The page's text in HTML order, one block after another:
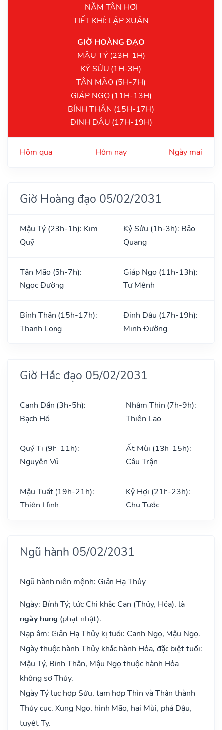
NĂM TÂN HỢI
TIẾT KHÍ: LẬP XUÂN
GIỜ HOÀNG ĐẠO
MẬU TÝ (23H-1H)
KỶ SỬU (1H-3H)
TÂN MÃO (5H-7H)
GIÁP NGỌ (11H-13H)
BÍNH THÂN (15H-17H)
ĐINH DẬU (17H-19H)
Hôm qua Hôm nay Ngày mai
Giờ Hoàng đạo 05/02/2031
Mậu Tý (23h-1h): Kim
Quỹ
Kỷ Sửu (1h-3h): Bảo
Quang
Tân Mão (5h-7h):
Ngọc Đường
Giáp Ngọ (11h-13h):
Tư Mệnh
Bính Thân (15h-17h):
Thanh Long
Đinh Dậu (17h-19h):
Minh Đường
Giờ Hắc đạo 05/02/2031
Canh Dần (3h-5h):
Bạch Hổ
Nhâm Thìn (7h-9h):
Thiên Lao
Quý Tị (9h-11h):
Nguyên Vũ
Ất Mùi (13h-15h):
Câu Trận
Mậu Tuất (19h-21h):
Thiên Hình
Kỷ Hợi (21h-23h):
Chu Tước
Ngũ hành 05/02/2031
Ngũ hành niên mệnh: Giản Hạ Thủy
Ngày: Bính Tý; tức Chi khắc Can (Thủy, Hỏa), là
ngày hung (phạt nhật).
Nạp âm: Giản Hạ Thủy kị tuổi: Canh Ngọ, Mậu Ngọ.
Ngày thuộc hành Thủy khắc hành Hỏa, đặc biệt tuổi:
Mậu Tý, Bính Thân, Mậu Ngọ thuộc hành Hỏa
không sợ Thủy.
Ngày Tý lục hợp Sửu, tam hợp Thìn và Thân thành
Thủy cục. Xung Ngọ, hình Mão, hại Mùi, phá Dậu,
tuyệt Tỵ.